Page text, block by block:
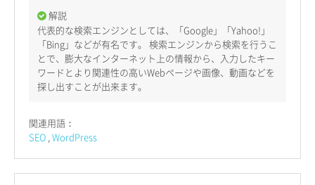
解説
代表的な検索エンジンとしては、「Google」「Yahoo!」
「Bing」などが有名です。 検索エンジンから検索を行うこ
とで、膨大なインターネット上の情報から、入力したキー
ワードとより関連性の高いWebページや画像、動画などを
探し出すことが出来ます。
関連用語：
SEO WordPress